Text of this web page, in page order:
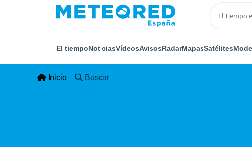
El tiempoNoticiasVídeosAvisosRadarMapasSatélites
Inicio Buscar